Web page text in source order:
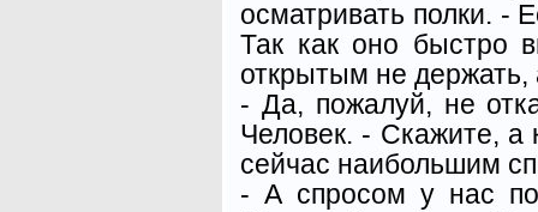
осматривать полки. -
Так как оно быстро
открытым не держать,
- Да, пожалуй, не
Человек. - Скажите, а
сейчас наибольшим
- А спросом у нас